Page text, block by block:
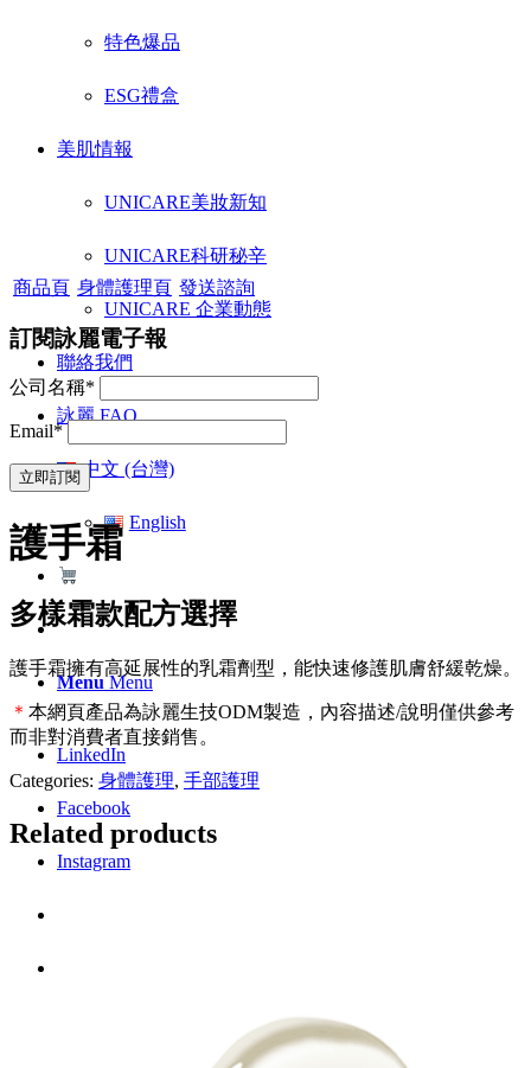
特色爆品
ESG禮盒
美肌情報
UNICARE美妝新知
UNICARE科研秘辛
UNICARE 企業動態
聯絡我們
詠麗 FAQ
中文 (台灣)
English
Menu Menu
LinkedIn
Facebook
Instagram
商品頁 身體護理頁 發送諮詢
訂閱詠麗電子報
公司名稱*
Email*
護手霜
多樣霜款配方選擇
護手霜擁有高延展性的乳霜劑型，能快速修護肌膚舒緩乾燥。
＊ 本網頁產品為詠麗生技ODM製造，內容描述/說明僅供參考
而非對消費者直接銷售。
Categories: 身體護理, 手部護理
Related products